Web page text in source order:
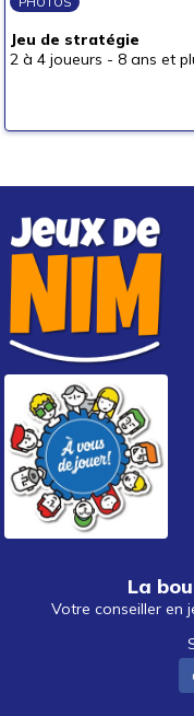
Jeu de stratégie
2 à 4 joueurs - 8 ans et
La
Votre conseiller en